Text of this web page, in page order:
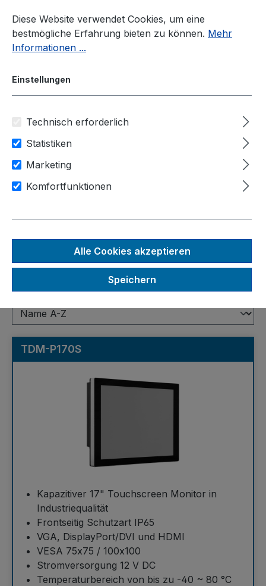
Zum Hauptinhalt springen
Industrie Touch Monitore
17"
Produkte filtern
17"
TDM-P170S
Kapazitiver 17" Touchscreen Monitor in
Industriequalität
Frontseitig Schutzart IP65
VGA, DisplayPort/DVI und HDMI
VESA 75x75 / 100x100
Stromversorgung 12 V DC
Temperaturbereich von bis zu -40 ~ 80 °C
Diese Website verwendet Cookies, um eine
bestmögliche Erfahrung bieten zu können. Mehr
Informationen ...
Einstellungen
Technisch erforderlich
Statistiken
Marketing
Komfortfunktionen
Alle Cookies akzeptieren
Speichern